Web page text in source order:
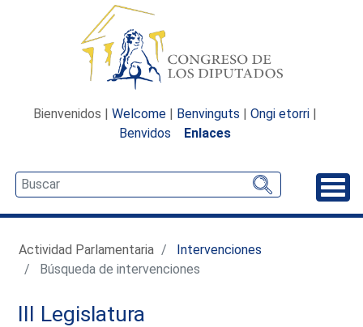
Bienvenidos | Welcome | Benvinguts | Ongi etorri |
Benvidos
Enlaces
Actividad Parlamentaria
Intervenciones
Búsqueda de intervenciones
III Legislatura